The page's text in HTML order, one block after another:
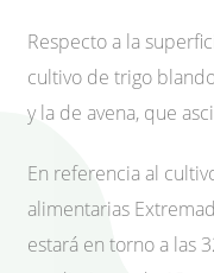
Respecto a la
cultivo de trigo
y la de avena, que
En referencia al
alimentarias
estará en torno a las